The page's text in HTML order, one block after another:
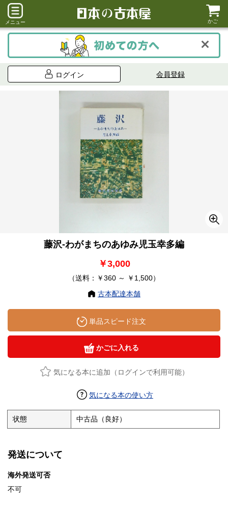
メニュー かご
ログイン 会員登録
藤沢-わがまちのあゆみ児玉幸多編
￥3,000
（送料：￥360 ～ ￥1,500）
古本配達本舗
単品スピード注文
かごに入れる
気になる本に追加（ログインで利用可能）
気になる本の使い方
状態 中古品（良好）
発送について
海外発送可否
不可